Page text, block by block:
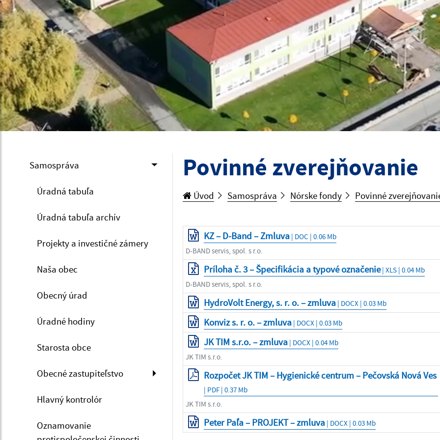
Samospráva
Úradná tabuľa
Úradná tabuľa archív
Projekty a investičné zámery
Naša obec
Obecný úrad
Úradné hodiny
Starosta obce
Obecné zastupiteľstvo
Hlavný kontrolór
Oznamovanie
Povinné zverejňovanie
Úvod Samospráva Nórske fondy Povinné
KZ – D-Band – Zmluva| DOC | 0.06 Mb
D-BAND servis, spol. s r.o.
Príloha č. 3 – Špecifikácia a typové označenie| XLS | 0.04 Mb
D-BAND servis, spol. s r.o.
HydroVolt Energy, s. r. o. – zmluva| DOCX | 0.03 Mb
Konviz s. r. o. – zmluva| DOCX | 0.03 Mb
JK TIM s.r.o. – zmluva| DOCX | 0.04 Mb
JK TIM s.r.o.
Rozpočet JK TIM – Hygienické centrum – Pečovská Nová Ves
| PDF | 0.37 Mb
JK TIM s.r.o.
Peter Paľa – PROJEKT – zmluva| DOCX | 0.03 Mb